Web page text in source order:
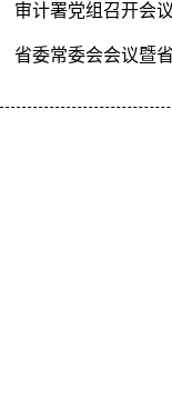
审计署党组召开会
省委常委会会议暨省委审计委员会